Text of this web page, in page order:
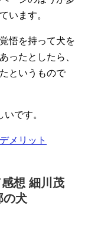
います。
悟を持って犬を
ったとしたら、
というもので
です。
メリット
想 細川茂
の犬